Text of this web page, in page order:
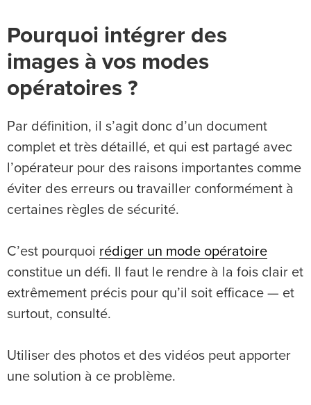
Pourquoi intégrer des
images à vos modes
opératoires ?
Par définition, il s’agit donc d’un document
complet et très détaillé, et qui est partagé avec
l’opérateur pour des raisons importantes comme
éviter des erreurs ou travailler conformément à
certaines règles de sécurité.
C’est pourquoi rédiger un mode opératoire
constitue un défi. Il faut le rendre à la fois clair et
extrêmement précis pour qu’il soit efficace — et
surtout, consulté.
Utiliser des photos et des vidéos peut apporter
une solution à ce problème.